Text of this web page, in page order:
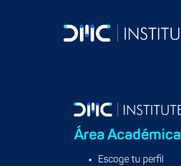
Marketing por la USMP.
Área Académica
Escoge tu perfil